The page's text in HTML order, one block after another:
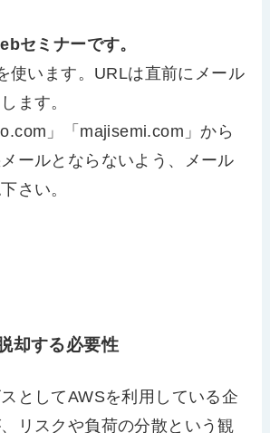
セミナーです。
使います。URLは直前にメール
ます。
」「majisemi.com」から
ールとならないよう、メール
さい。
却する必要性
としてAWSを利用している企
リスクや負荷の分散という観